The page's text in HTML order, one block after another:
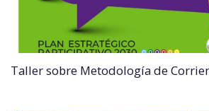
Taller sobre Metodología de